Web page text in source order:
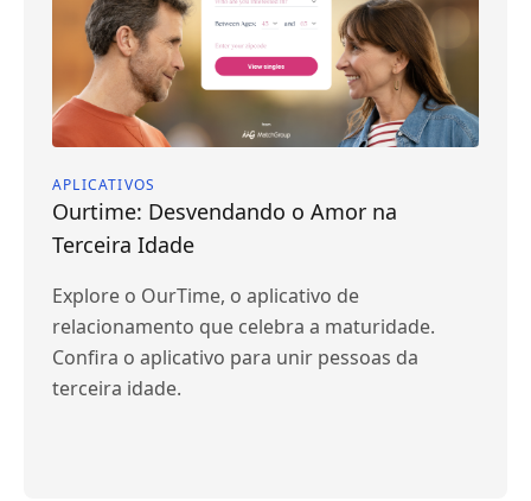
APLICATIVOS
Ourtime: Desvendando o Amor na
Terceira Idade
Explore o OurTime, o aplicativo de
relacionamento que celebra a maturidade.
Confira o aplicativo para unir pessoas da
terceira idade.